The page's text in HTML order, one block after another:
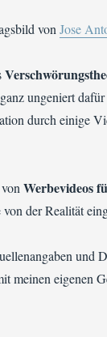
von Jose
ungeniert
durch einige
Werbevideos
der Realität
und
meinen eigenen
Great Reset“ von